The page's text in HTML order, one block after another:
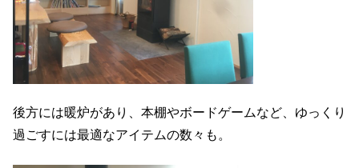
後方には暖炉があり、本棚やボードゲームなど、ゆっくり
過ごすには最適なアイテムの数々も。